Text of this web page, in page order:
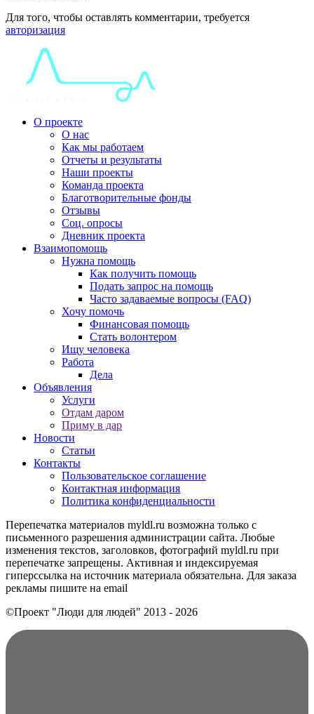
Для того, чтобы оставлять комментарии, требуется
авторизация
О проекте
О нас
Как мы работаем
Отчеты и результаты
Наши проекты
Команда проекта
Благотворительные фонды
Отзывы
Соц. опросы
Дневник проекта
Взаимопомощь
Нужна помощь
Как получить помощь
Подать запрос на помощь
Часто задаваемые вопросы (FAQ)
Хочу помочь
Финансовая помощь
Стать волонтером
Ищу человека
Работа
Дела
Объявления
Услуги
Отдам даром
Приму в дар
Новости
Статьи
Контакты
Пользовательское соглашение
Контактная информация
Политика конфиденциальности
Перепечатка материалов myldl.ru возможна только с
письменного разрешения администрации сайта. Любые
изменения текстов, заголовков, фотографий myldl.ru при
перепечатке запрещены. Активная и индексируемая
гиперссылка на источник материала обязательна. Для заказа
рекламы пишите на еmail
©Проект "Люди для людей" 2013 - 2026